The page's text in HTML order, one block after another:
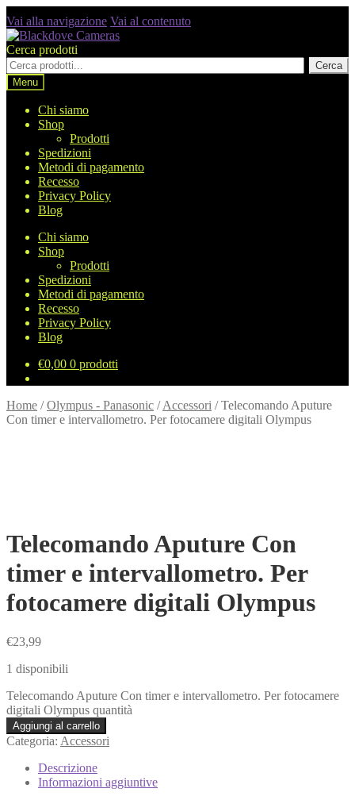
Vai alla navigazione Vai al contenuto
Cerca prodotti
Cerca
Menu
Chi siamo
Shop
Prodotti
Spedizioni
Metodi di pagamento
Recesso
Privacy Policy
Blog
Chi siamo
Shop
Prodotti
Spedizioni
Metodi di pagamento
Recesso
Privacy Policy
Blog
€0,00 0 prodotti
Home /Olympus - Panasonic /Accessori /Telecomando Aputure
Con timer e intervallometro. Per fotocamere digitali Olympus
Telecomando Aputure Con
timer e intervallometro. Per
fotocamere digitali Olympus
€23,99
1 disponibili
Telecomando Aputure Con timer e intervallometro. Per fotocamere
digitali Olympus quantità
Aggiungi al carrello
Categoria: Accessori
Descrizione
Informazioni aggiuntive